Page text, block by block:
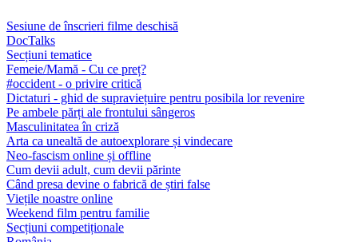
Sesiune de înscrieri filme deschisă
DocTalks
Secțiuni tematice
Femeie/Mamă - Cu ce preț?
#occident - o privire critică
Dictaturi - ghid de supraviețuire pentru posibila lor revenire
Pe ambele părți ale frontului sângeros
Masculinitatea în criză
Arta ca unealtă de autoexplorare și vindecare
Neo-fascism online și offline
Cum devii adult, cum devii părinte
Când presa devine o fabrică de știri false
Viețile noastre online
Weekend film pentru familie
Secțiuni competiționale